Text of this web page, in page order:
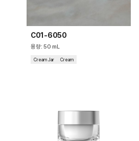
C01-6050
용량:50 mL
Cream Jar Cream